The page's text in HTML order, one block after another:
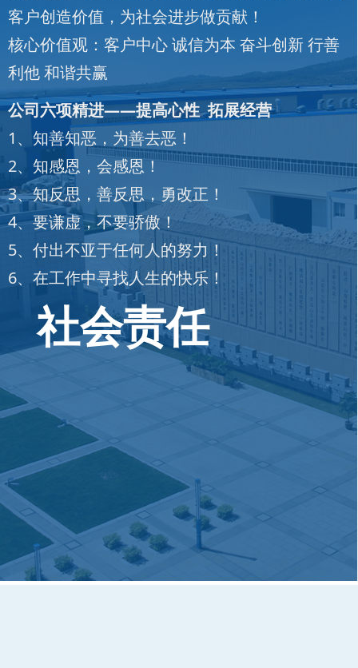
客户创造价值，为社会进步做贡献！
核心价值观：客户中心 诚信为本 奋斗创新 行善
利他 和谐共赢
公司六项精进——提高心性 拓展经营
1、知善知恶，为善去恶！
2、知感恩，会感恩！
3、知反思，善反思，勇改正！
4、要谦虚，不要骄傲！
5、付出不亚于任何人的努力！
6、在工作中寻找人生的快乐！
社会责任